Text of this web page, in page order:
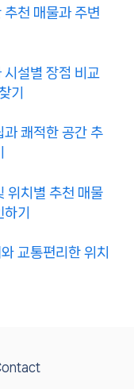
천 매물과 주변
설별 장점 비교
기
과 쾌적한 공간 추
위치별 추천 매물
기
교통편리한 위치